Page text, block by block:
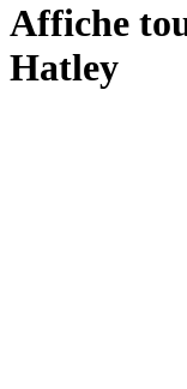
Affiche
Hatley